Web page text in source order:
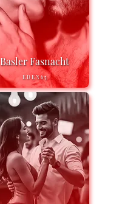
Basler Fasnacht
EDEN65